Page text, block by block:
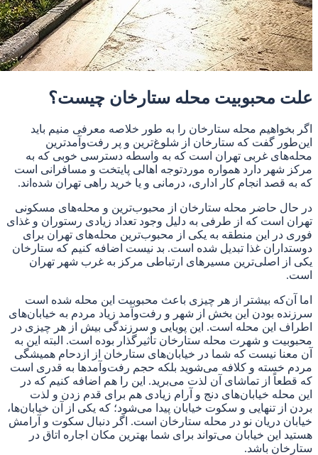
علت محبوبیت محله ستارخان چیست؟
اگر بخواهیم محله ستارخان را به طور خلاصه معرفی منیم باید
این‌طور گفت که ستارخان از شلوغ‌ترین و پر رفت‌وآمدترین
محله‌های غربی تهران است که به واسطه دسترسی خوبی که به
مرکز شهر دارد همواره موردتوجه اهالی پایتخت و مسافرانی است
که به قصد انجام کار اداری، درمانی و یا خرید راهی تهران شده‌اند.
در حال حاضر محله ستارخان از محبوب‌ترین و محله‌های مسکونی
تهران است که از طرفی به دلیل وجود تعداد زیادی رستوران و غذای
فوری در این منطقه به یکی از محبوب‌ترین محله‌های تهران برای
دوستداران غذا تبدیل شده است. بد نیست اضافه کنیم که ستارخان
یکی از اصلی‌ترین مسیرهای ارتباطی مرکز به غرب شهر تهران
است.
اما آن‌که بیشتر از هر چیزی باعث محبوبیت این محله شده است
سرزنده بودن این بخش از شهر و رفت‌وآمد زیاد مردم به خیابان‌های
اطراف این محله است. این پویایی و سرزندگی بیش از هر چیزی در
محبوبیت و شهرت محله ستارخان تأثیرگذار بوده است. البته این به
آن معنا نیست که شما در خیابان‌های ستارخان از ازدحام همیشگی
مردم خسته و کلافه می‌شوید بلکه حجم رفت‌وآمدها به قدری است
که قطعاً از تماشای آن لذت می‌برید. این را هم اضافه کنیم که در
این محله خیابان‌های دنج و آرام زیادی هم برای قدم زدن و لذت
بردن از تنهایی و سکوت خیابان پیدا می‌شود؛ که یکی از آن خیابان‌ها،
خیابان دریان نو در محله ستارخان است. اگر دنبال سکوت و آرامش
هستید این خیابان می‌تواند برای شما بهترین مکان اجاره اتاق در
ستارخان باشد.